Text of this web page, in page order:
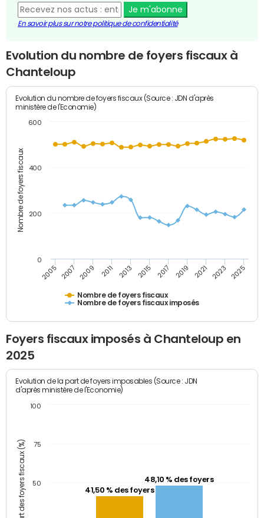
Je m'abonne
En savoir plus sur notre politique de confidentialité
Evolution du nombre de foyers fiscaux à
Chanteloup
Nombre de foyers fiscaux
Evolution du nombre de foyers fiscaux (Source : JDN d'après
ministère de l'Economie)
Nombre de foyers fiscaux
Nombre de foyers fiscaux imposés
2005 2007 2009 2011 2013 2015 2017 2019 2021 2023 2025
0
200
400
600
Foyers fiscaux imposés à Chanteloup en
2025
Part des foyers fiscaux (%)
Evolution de la part de foyers imposables (Source : JDN
d'après ministère de l'Economie)
41,50 % des foyers
48,10 % des foyers
50
75
100